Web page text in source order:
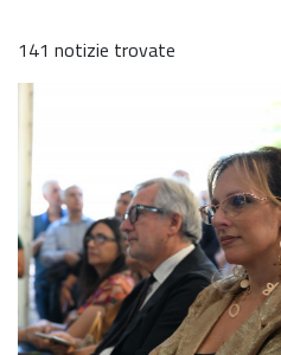
141 notizie trovate